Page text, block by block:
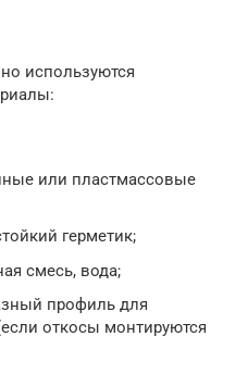
используются
или пластмассовые
герметик;
смесь, вода;
профиль для
откосы монтируются